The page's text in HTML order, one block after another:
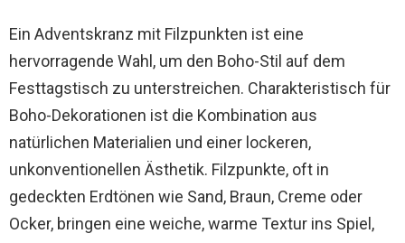
Ein Adventskranz mit Filzpunkten ist eine
hervorragende Wahl, um den Boho-Stil auf dem
Festtagstisch zu unterstreichen. Charakteristisch für
Boho-Dekorationen ist die Kombination aus
natürlichen Materialien und einer lockeren,
unkonventionellen Ästhetik. Filzpunkte, oft in
gedeckten Erdtönen wie Sand, Braun, Creme oder
Ocker, bringen eine weiche, warme Textur ins Spiel,